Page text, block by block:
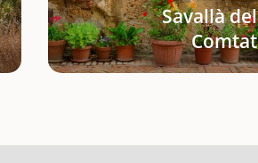
Savallà del
Comtat